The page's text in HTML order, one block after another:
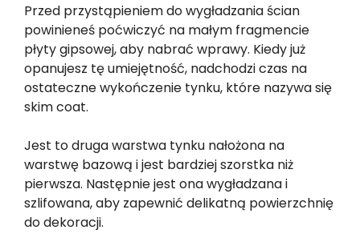
Przed przystąpieniem do wygładzania ścian
powinieneś poćwiczyć na małym fragmencie
płyty gipsowej, aby nabrać wprawy. Kiedy już
opanujesz tę umiejętność, nadchodzi czas na
ostateczne wykończenie tynku, które nazywa się
skim coat.
Jest to druga warstwa tynku nałożona na
warstwę bazową i jest bardziej szorstka niż
pierwsza. Następnie jest ona wygładzana i
szlifowana, aby zapewnić delikatną powierzchnię
do dekoracji.